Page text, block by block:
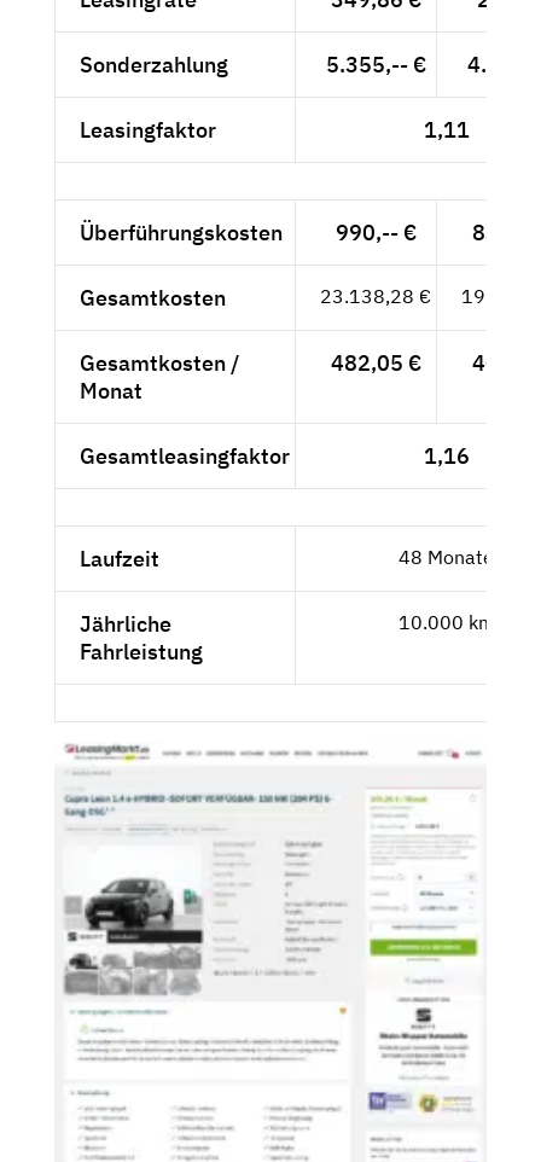
Sonderzahlung 5.355,-- €
Leasingfaktor 1,11
Überführungskosten 990,-- €
Gesamtkosten 23.138,28 €
Gesamtkosten /
Monat
482,05 €
Gesamtleasingfaktor 1,16
Laufzeit 48 Monate
Jährliche
Fahrleistung
10.000 km